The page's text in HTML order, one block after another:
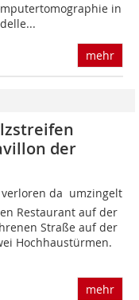
in
mehr
der
da  umzingelt
Restaurant auf der
Straße auf der
Hoch­haustürmen.
mehr